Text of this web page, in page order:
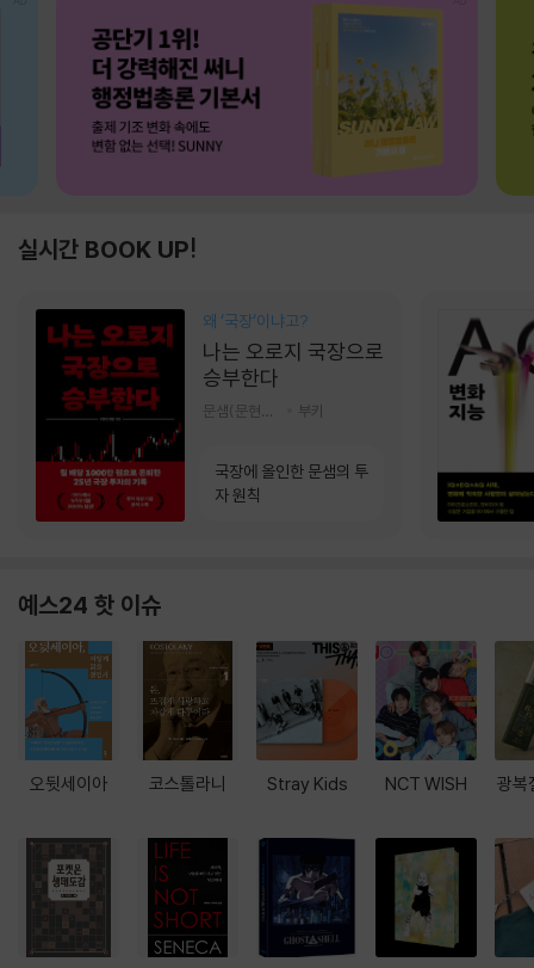
실시간 BOOK UP!
왜 ‘국장‘이냐고?
나는 오로지 국장으로
승부한다
부키
국장에 올인한 문샘의 투
자 원칙
예스24 핫 이슈
오뒷세이아 코스톨라니 Stray Kids NCT WISH 광복